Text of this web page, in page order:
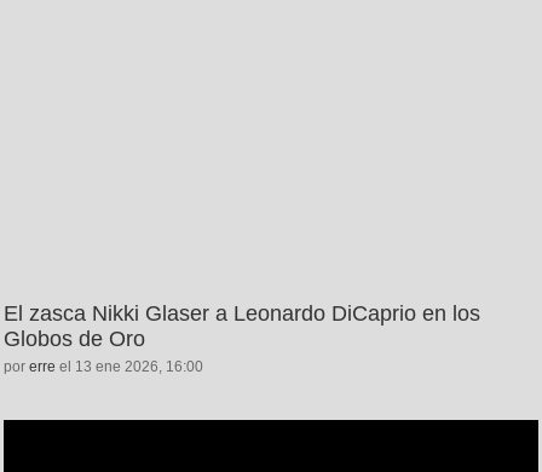
El zasca Nikki Glaser a Leonardo DiCaprio en los
Globos de Oro
por erre el 13 ene 2026, 16:00